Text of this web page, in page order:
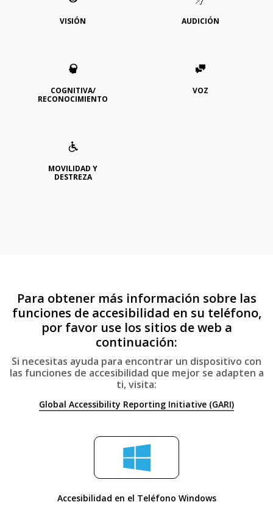
VISIÓN AUDICIÓN
COGNITIVA/
RECONOCIMIENTO
VOZ
MOVILIDAD Y
DESTREZA
Para obtener más información sobre las
funciones de accesibilidad en su teléfono,
por favor use los sitios de web a
continuación:
Si necesitas ayuda para encontrar un dispositivo con
las funciones de accesibilidad que mejor se adapten a
ti, visita:
Global Accessibility Reporting Initiative (GARI)
Accesibilidad en el Teléfono Windows